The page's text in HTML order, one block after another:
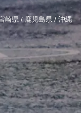
崎県 /鹿児島県 / 沖縄